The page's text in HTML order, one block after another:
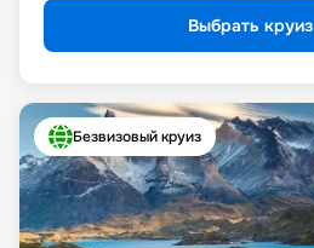
Выбрать круиз
Безвизовый круиз